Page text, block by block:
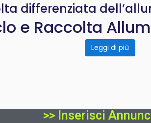
differenziata
e Raccolta
Leggi di più
>> Inserisci